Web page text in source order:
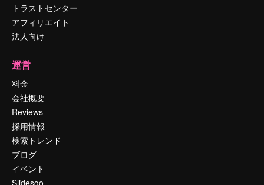
トラストセンター
アフィリエイト
法人向け
運営
料金
会社概要
Reviews
採用情報
検索トレンド
ブログ
イベント
Slidesgo